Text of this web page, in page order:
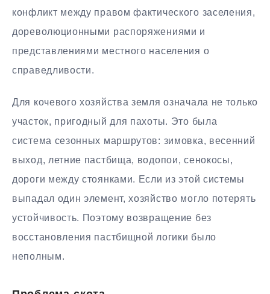
конфликт между правом фактического заселения,
дореволюционными распоряжениями и
представлениями местного населения о
справедливости.
Для кочевого хозяйства земля означала не только
участок, пригодный для пахоты. Это была
система сезонных маршрутов: зимовка, весенний
выход, летние пастбища, водопои, сенокосы,
дороги между стоянками. Если из этой системы
выпадал один элемент, хозяйство могло потерять
устойчивость. Поэтому возвращение без
восстановления пастбищной логики было
неполным.